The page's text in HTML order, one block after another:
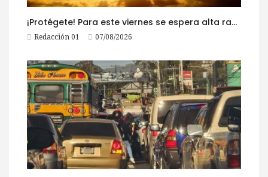
¡Protégete! Para este viernes se espera alta radiación solar
Redacción 01 07/08/2026